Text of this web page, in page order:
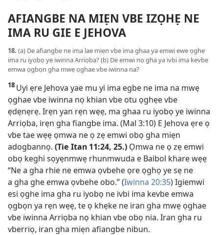
AFIANGBE NA MIẸN VBE IZỌHẸ NE
IMA RU GIE E JEHOVA
18. (a) De afiangbe ne ima lae miẹn vbe ima ghaa ya emwi ewe ọghe
ima ru iyobọ ye iwinna Arriọba? (b) De emwi nọ gha ya ivbi ima kevbe
emwa ọgbọn gha mwẹ ọghae vbe iwinna na?
18 Uyi ẹre Jehova yae mu yi ima egbe ne ima na mwẹ
ọghae vbe iwinna nọ khian vbe otu ọghẹe vbe
ẹdẹnẹrẹ. Irẹn yan rẹn wẹẹ, ma ghaa ru iyobọ ye iwinna
Arriọba, irẹn gha fiangbe ima. (Mal 3:10) E Jehova ẹre ọ
vbe tae wẹẹ ọmwa ne ọ zẹ emwi obọ gha miẹn
adogbannọ. (Tie Itan 11:24, 25.) Ọmwa ne ọ zẹ emwi
obọ keghi sọyẹnmwẹ rhunmwuda e Baibol khare wẹẹ
“Ne a gha rhie ne emwa ọvbehe ọre ọghọ ye sẹ ne
a gha ghe emwa ọvbehe obo.” (Iwinna 20:35) Igiemwi
esi ọghe ima gha ru iyobọ ne ivbi ima kevbe emwa
ọgbọn ya rẹn wẹẹ, te ọ khẹke ne iran gha mwẹ ọghae
vbe iwinna Arriọba nọ khian vbe obọ nia. Iran gha ru
vberriọ, iran gha miẹn afiangbe nibun.